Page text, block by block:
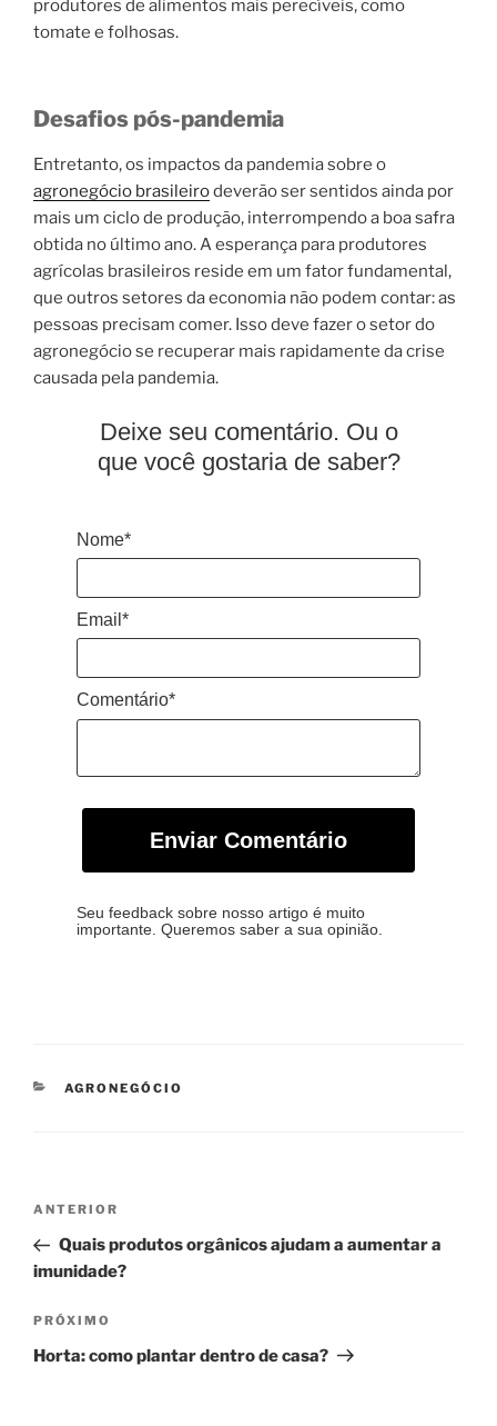
produtores de alimentos mais perecíveis, como
tomate e folhosas.
Desafios pós-pandemia
Entretanto, os impactos da pandemia sobre o
agronegócio brasileirodeverão ser sentidos ainda por
mais um ciclo de produção, interrompendo a boa safra
obtida no último ano. A esperança para produtores
agrícolas brasileiros reside em um fator fundamental,
que outros setores da economia não podem contar: as
pessoas precisam comer. Isso deve fazer o setor do
agronegócio se recuperar mais rapidamente da crise
causada pela pandemia.
Deixe seu comentário. Ou o
que você gostaria de saber?
Nome*
Email*
Comentário*
Enviar Comentário
Seu feedback sobre nosso artigo é muito
importante. Queremos saber a sua opinião.
CATEGORIAS
AGRONEGÓCIO
Navegação
Post
Post
anterior
ANTERIOR
Quais produtos orgânicos ajudam a aumentar a
imunidade?
Próximo
post
PRÓXIMO
Horta: como plantar dentro de casa?